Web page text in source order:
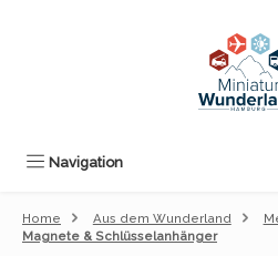
Navigation
Home Aus dem Wunderland
Magnete & Schlüsselanhänger